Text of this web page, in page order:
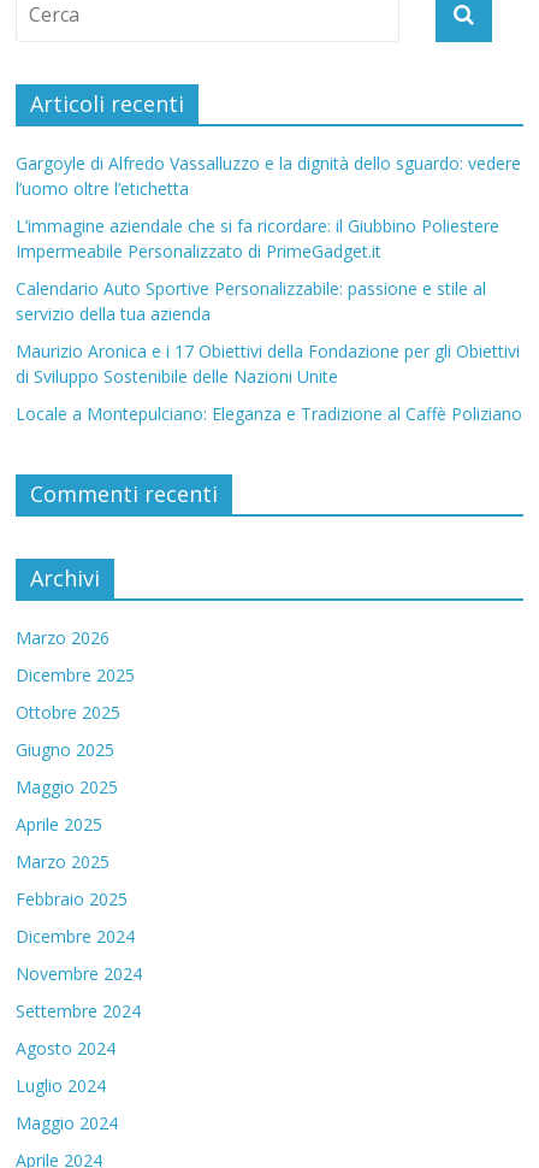
Articoli recenti
Gargoyle di Alfredo Vassalluzzo e la dignità dello sguardo: vedere
l’uomo oltre l’etichetta
L’immagine aziendale che si fa ricordare: il Giubbino Poliestere
Impermeabile Personalizzato di PrimeGadget.it
Calendario Auto Sportive Personalizzabile: passione e stile al
servizio della tua azienda
Maurizio Aronica e i 17 Obiettivi della Fondazione per gli Obiettivi
di Sviluppo Sostenibile delle Nazioni Unite
Locale a Montepulciano: Eleganza e Tradizione al Caffè Poliziano
Commenti recenti
Archivi
Marzo 2026
Dicembre 2025
Ottobre 2025
Giugno 2025
Maggio 2025
Aprile 2025
Marzo 2025
Febbraio 2025
Dicembre 2024
Novembre 2024
Settembre 2024
Agosto 2024
Luglio 2024
Maggio 2024
Aprile 2024